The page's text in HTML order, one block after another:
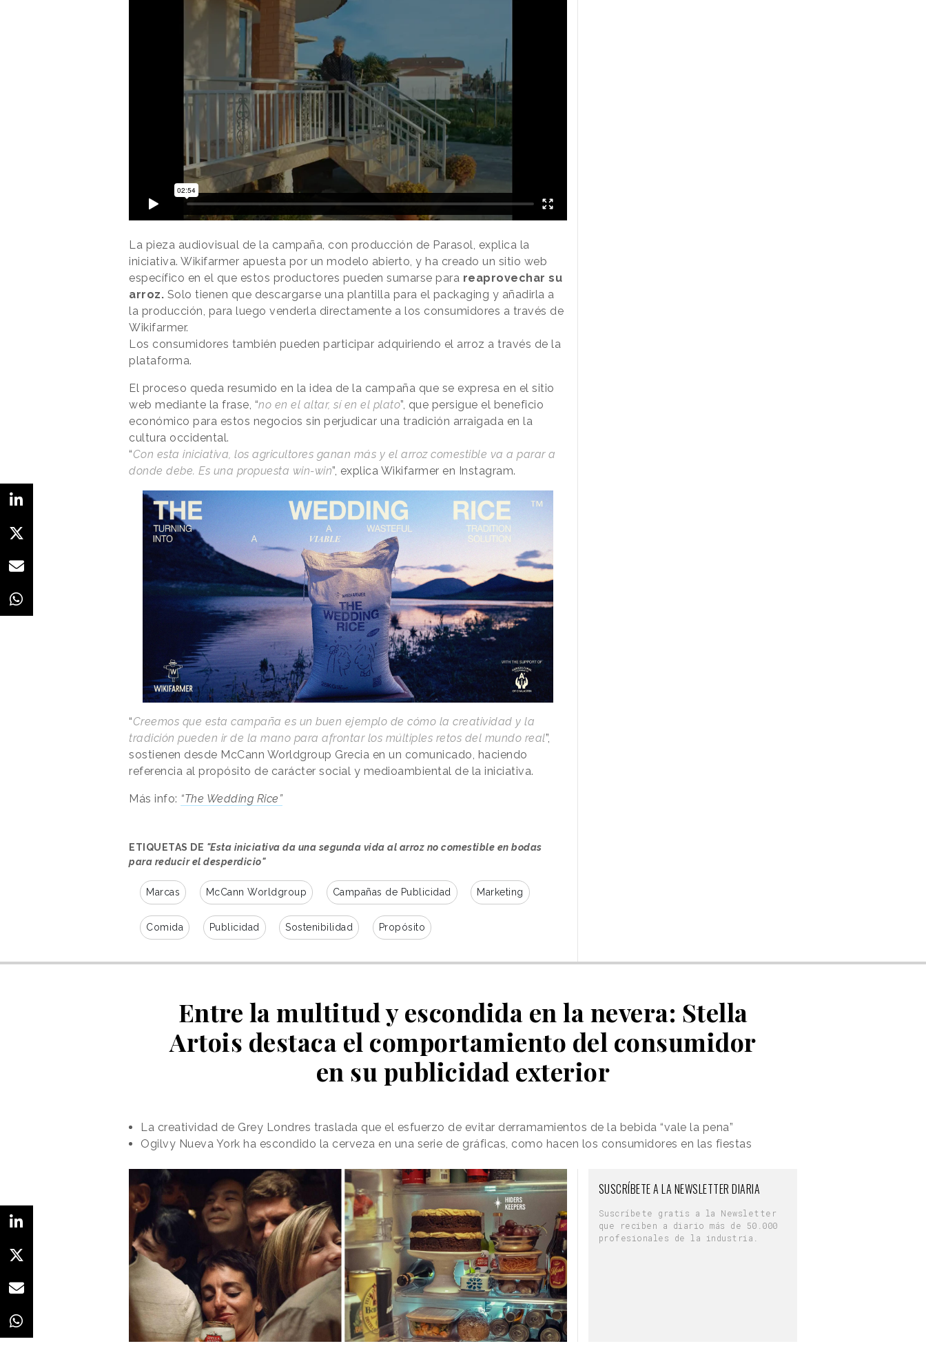
La pieza audiovisual de la campaña, con producción de Parasol, explica la
iniciativa. Wikifarmer apuesta por un modelo abierto, y ha creado un sitio web
específico en el que estos productores pueden sumarse para reaprovechar su
arroz. Solo tienen que descargarse una plantilla para el packaging y añadirla a
la producción, para luego venderla directamente a los consumidores a través de
Wikifarmer.
Los consumidores también pueden participar adquiriendo el arroz a través de la
plataforma.
El proceso queda resumido en la idea de la campaña que se expresa en el sitio
web mediante la frase, “no en el altar, sí en el plato”, que persigue el beneficio
económico para estos negocios sin perjudicar una tradición arraigada en la
cultura occidental.
“Con esta iniciativa, los agricultores ganan más y el arroz comestible va a parar a
donde debe. Es una propuesta win-win”, explica Wikifarmer en Instagram.
“Creemos que esta campaña es un buen ejemplo de cómo la creatividad y la
tradición pueden ir de la mano para afrontar los múltiples retos del mundo real”,
sostienen desde McCann Worldgroup Grecia en un comunicado, haciendo
referencia al propósito de carácter social y medioambiental de la iniciativa.
Más info: “The Wedding Rice”
ETIQUETAS DE "Esta iniciativa da una segunda vida al arroz no comestible en bodas
para reducir el desperdicio"
Marcas McCann Worldgroup Campañas de Publicidad Marketing
Comida Publicidad Sostenibilidad Propósito
Entre la multitud y escondida en la nevera: Stella
Artois destaca el comportamiento del consumidor
en su publicidad exterior
La creatividad de Grey Londres traslada que el esfuerzo de evitar derramamientos de la bebida “vale la pena”
Ogilvy Nueva York ha escondido la cerveza en una serie de gráficas, como hacen los consumidores en las fiestas
SUSCRÍBETE A LA NEWSLETTER DIARIA
Suscríbete gratis a la Newsletter
que reciben a diario más de 50.000
profesionales de la industria.